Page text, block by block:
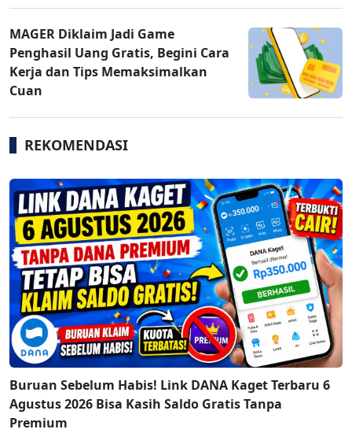
MAGER Diklaim Jadi Game
Penghasil Uang Gratis, Begini Cara
Kerja dan Tips Memaksimalkan
Cuan
REKOMENDASI
Buruan Sebelum Habis! Link DANA Kaget Terbaru 6
Agustus 2026 Bisa Kasih Saldo Gratis Tanpa
Premium